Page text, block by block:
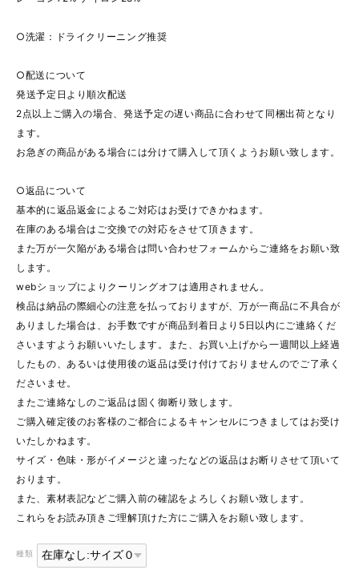
○洗濯：ドライクリーニング推奨
○配送について
発送予定日より順次配送
2点以上ご購入の場合、発送予定の遅い商品に合わせて同梱出荷となり
ます。
お急ぎの商品がある場合には分けて購入して頂くようお願い致します。
○返品について
基本的に返品返金によるご対応はお受けできかねます。
在庫のある場合はご交換での対応をさせて頂きます。
また万が一欠陥がある場合は問い合わせフォームからご連絡をお願い致
します。
webショップによりクーリングオフは適用されません。
検品は納品の際細心の注意を払っておりますが、万が一商品に不具合が
ありました場合は、お手数ですが商品到着日より5日以内にご連絡くだ
さいますようお願いいたします。また、お買い上げから一週間以上経過
したもの、あるいは使用後の返品は受け付けておりませんのでご了承く
ださいませ。
またご連絡なしのご返品は固く御断り致します。
ご購入確定後のお客様のご都合によるキャンセルにつきましてはお受け
いたしかねます。
サイズ・色味・形がイメージと違ったなどの返品はお断りさせて頂いて
おります。
また、素材表記などご購入前の確認をよろしくお願い致します。
これらをお読み頂きご理解頂けた方にご購入をお願い致します。
種類